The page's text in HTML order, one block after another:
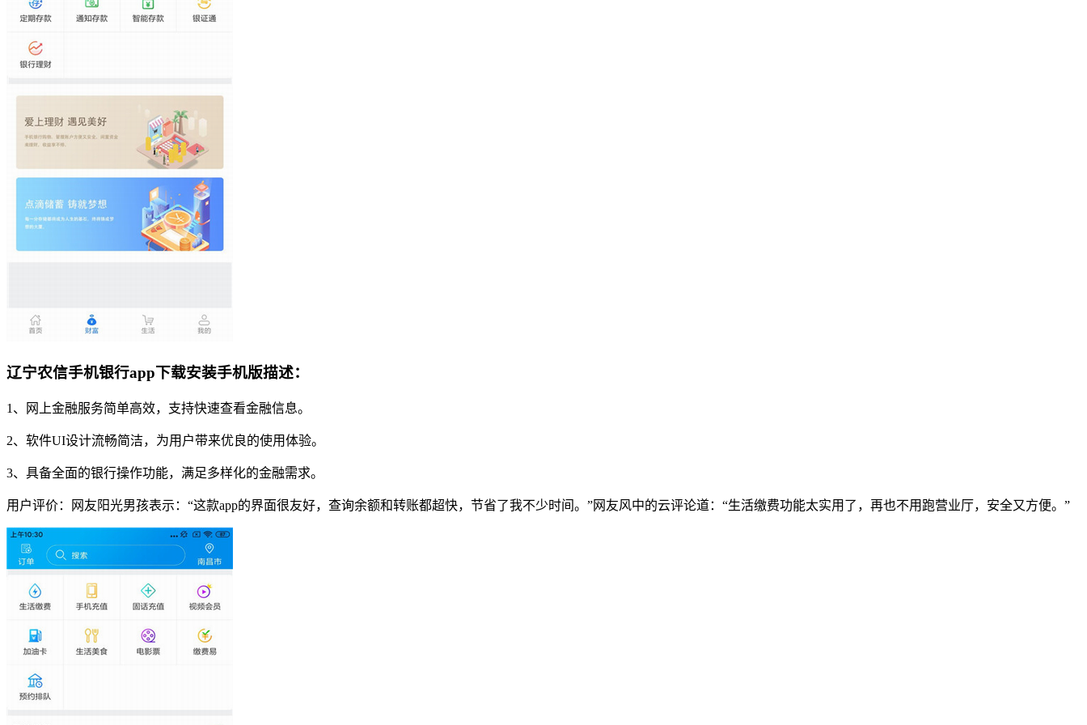
辽宁农信手机银行app下载安装手机版描述：
1、网上金融服务简单高效，支持快速查看金融信息。
2、软件UI设计流畅简洁，为用户带来优良的使用体验。
3、具备全面的银行操作功能，满足多样化的金融需求。
用户评价：网友阳光男孩表示：“这款app的界面很友好，查询余额和转账都超快，节省了我不少时间。”网友风中的云评论道：“生活缴费功能太实用了，再也不用跑营业厅，安全又方便。”